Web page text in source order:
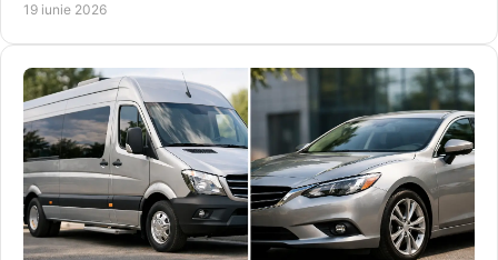
19 iunie 2026